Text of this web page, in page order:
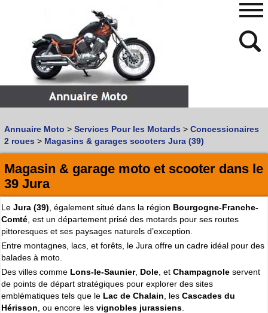
Vous recherchez un garage MOTOouSCOOTER?
Quoi :
Où :
Trouver un garage Moto !
Recherche avancée
Retrouvez dans votre VILLE
les bonnes adresses de
Cliquer sur la 1ere lettre du nom de votre ville pour voir notre
SÉLECTION d'adresses :
A(188) B(314) C(380) D(83) E (80) F(94)
480
768
Annuaire Moto > Services Pour les Motards > Concessionaires
2 roues > Magasins & garages scooters Jura (39)
Magasin & garage moto et scooter dans le
39 Jura
Le Jura (39) , également situé dans la région Bourgogne-Franche-
Comté , est un département prisé des motards pour ses routes
pittoresques et ses paysages naturels d’exception.
Entre montagnes, lacs, et forêts, le Jura offre un cadre idéal pour des
balades à moto.
Des villes comme Lons-le-Saunier, Dole , et Champagnole servent
de points de départ stratégiques pour explorer des sites
emblématiques tels que le Lac de Chalain , les Cascades du
Hérisson , ou encore les vignobles jurassiens